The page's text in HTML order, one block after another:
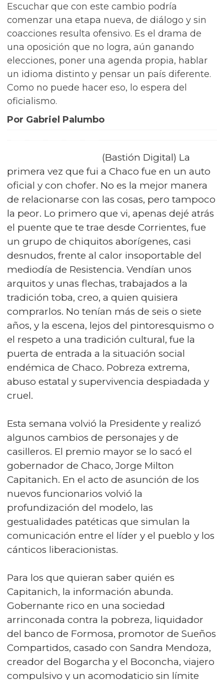
Escuchar que con este cambio podría
comenzar una etapa nueva, de diálogo y sin
coacciones resulta ofensivo. Es el drama de
una oposición que no logra, aún ganando
elecciones, poner una agenda propia, hablar
un idioma distinto y pensar un país diferente.
Como no puede hacer eso, lo espera del
oficialismo.
Por Gabriel Palumbo
(Bastión Digital) La
primera vez que fui a Chaco fue en un auto
oficial y con chofer. No es la mejor manera
de relacionarse con las cosas, pero tampoco
la peor. Lo primero que vi, apenas dejé atrás
el puente que te trae desde Corrientes, fue
un grupo de chiquitos aborígenes, casi
desnudos, frente al calor insoportable del
mediodía de Resistencia. Vendían unos
arquitos y unas flechas, trabajados a la
tradición toba, creo, a quien quisiera
comprarlos. No tenían más de seis o siete
años, y la escena, lejos del pintoresquismo o
el respeto a una tradición cultural, fue la
puerta de entrada a la situación social
endémica de Chaco. Pobreza extrema,
abuso estatal y supervivencia despiadada y
cruel.
Esta semana volvió la Presidente y realizó
algunos cambios de personajes y de
casilleros. El premio mayor se lo sacó el
gobernador de Chaco, Jorge Milton
Capitanich. En el acto de asunción de los
nuevos funcionarios volvió la
profundización del modelo, las
gestualidades patéticas que simulan la
comunicación entre el líder y el pueblo y los
cánticos liberacionistas.
Para los que quieran saber quién es
Capitanich, la información abunda.
Gobernante rico en una sociedad
arrinconada contra la pobreza, liquidador
del banco de Formosa, promotor de Sueños
Compartidos, casado con Sandra Mendoza,
creador del Bogarcha y el Boconcha, viajero
compulsivo y un acomodaticio sin límite